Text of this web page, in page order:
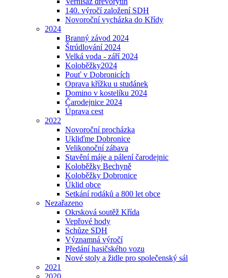
140. výročí založení SDH
Novoroční vycházka do Křídy
2024
Branný závod 2024
Štrúdlování 2024
Velká voda - září 2024
Koloběžky2024
Pouť v Dobronicích
Oprava křížku u studánek
Domino v kostelíku 2024
Čarodejnice 2024
Úprava cest
2022
Novoroční procházka
Ukliďme Dobronice
Velikonoční zábava
Stavění máje a pálení čarodejnic
Koloběžky Bechyně
Koloběžky Dobronice
Úklid obce
Setkání rodáků a 800 let obce
Nezařazeno
Okrsková soutěž Křída
Vepřové hody
Schůze SDH
Významná výročí
Předání hasičského vozu
Nové stoly a židle pro společenský sál
2021
2020